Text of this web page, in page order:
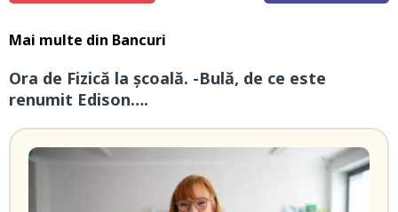
Mai multe din Bancuri
Ora de Fizică la școală. -Bulă, de ce este
renumit Edison….